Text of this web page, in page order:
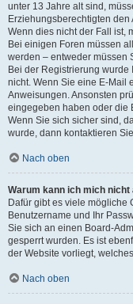
unter 13 Jahre alt sind,
Erziehungsberechtigten
Wenn dies nicht der Fall ist,
Bei einigen Foren müssen
werden – entweder müssen
Bei der Registrierung
nicht. Wenn Sie eine E-Mail
Anweisungen. Ansonsten
eingegeben haben oder die
Wenn Sie sich sicher sind,
wurde, dann kontaktieren
Nach oben
Warum kann ich mich nicht
Dafür gibt es viele mögliche
Benutzername und Ihr
Sie sich an einen Board-
gesperrt wurden. Es ist
der Website vorliegt,
Nach oben